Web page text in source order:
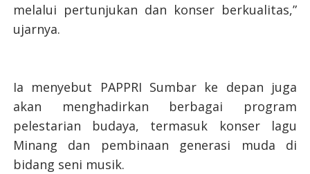
melalui pertunjukan dan konser berkualitas,”
ujarnya.
Ia menyebut PAPPRI Sumbar ke depan juga
akan menghadirkan berbagai program
pelestarian budaya, termasuk konser lagu
Minang dan pembinaan generasi muda di
bidang seni musik.